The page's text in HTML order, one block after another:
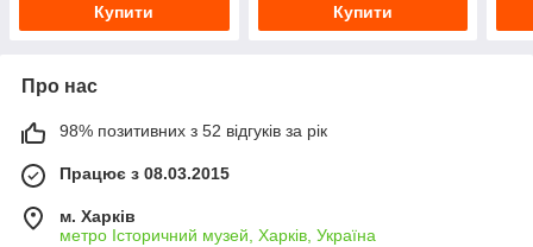
Купити Купити
Про нас
98% позитивних з 52 відгуків за рік
Працює з 08.03.2015
м. Харків
метро Історичний музей, Харків, Україна